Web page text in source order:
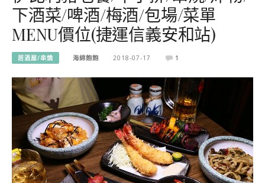
下酒菜/啤酒/梅酒/包場/菜單
MENU價位(捷運信義安和站)
居酒屋/串燒 海綿飽飽 2018-07-17 1